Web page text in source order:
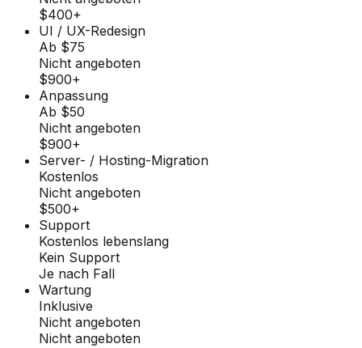
$400+
UI / UX-Redesign
Ab $75
Nicht angeboten
$900+
Anpassung
Ab $50
Nicht angeboten
$900+
Server- / Hosting-Migration
Kostenlos
Nicht angeboten
$500+
Support
Kostenlos lebenslang
Kein Support
Je nach Fall
Wartung
Inklusive
Nicht angeboten
Nicht angeboten